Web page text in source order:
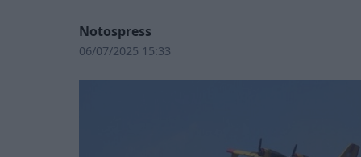
Notospress
06/07/2025 15:33